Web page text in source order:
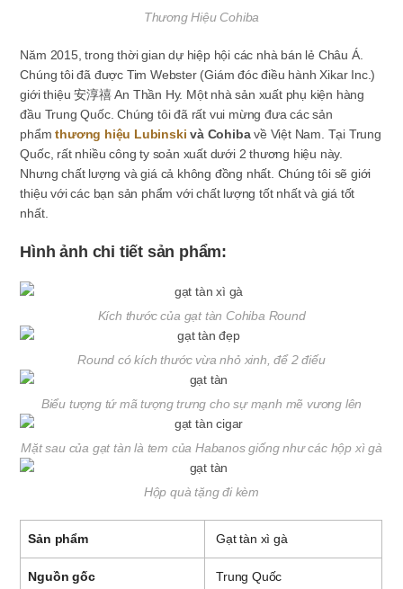
Thương Hiệu Cohiba
Năm 2015, trong thời gian dự hiệp hội các nhà bán lẻ Châu Á.
Chúng tôi đã được Tim Webster (Giám đóc điều hành Xikar Inc.)
giới thiệu 安淳禧 An Thần Hy. Một nhà sản xuất phụ kiện hàng
đầu Trung Quốc. Chúng tôi đã rất vui mừng đưa các sản
phẩmthương hiệu Lubinski và Cohibavề Việt Nam. Tại Trung
Quốc, rất nhiều công ty soản xuất dưới 2 thương hiệu này.
Nhưng chất lượng và giá cả không đồng nhất. Chúng tôi sẽ giới
thiệu với các bạn sản phẩm với chất lượng tốt nhất và giá tốt
nhất.
Hình ảnh chi tiết sản phẩm:
Kích thước của gạt tàn Cohiba Round
Round có kích thước vừa nhỏ xinh, để 2 điếu
Biểu tượng tứ mã tượng trưng cho sự mạnh mẽ vương lên
Mặt sau của gạt tàn là tem của Habanos giống như các hộp xì gà
Hộp quà tặng đi kèm
Sản phẩm Gạt tàn xì gà
Nguồn gốc Trung Quốc